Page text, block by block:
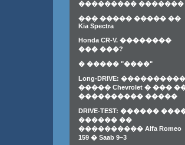
��������� �������
��� ����� ����� ��
Kia Spectra
Honda CR-V. ��������
��� ���?
� ����� "����"
Long-DRIVE: ����������
����� Chevrolet � ���
���������� �����
DRIVE-TEST: ������
������ ��
���������� Alfa Romeo
159 � Saab 9–3